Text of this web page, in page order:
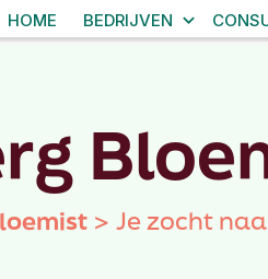
HOME BEDRIJVEN
> Je zocht